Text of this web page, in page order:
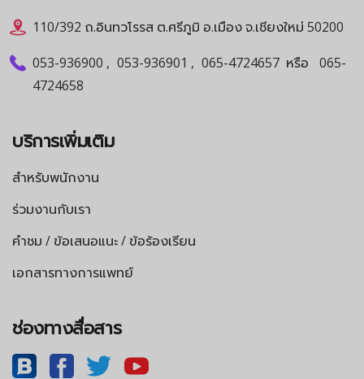
110/392 ถ.อินทวโรรส ต.ศรีภูมิ อ.เมือง จ.เชียงใหม่ 50200
053-936900 , 053-936901 , 065-4724657 หรือ
065-
4724658
บริการเพิ่มเติม
สำหรับพนักงาน
ร่วมงานกับเรา
คำชม / ข้อเสนอแนะ / ข้อร้องเรียน
เอกสารทางการแพทย์
ช่องทางสื่อสาร